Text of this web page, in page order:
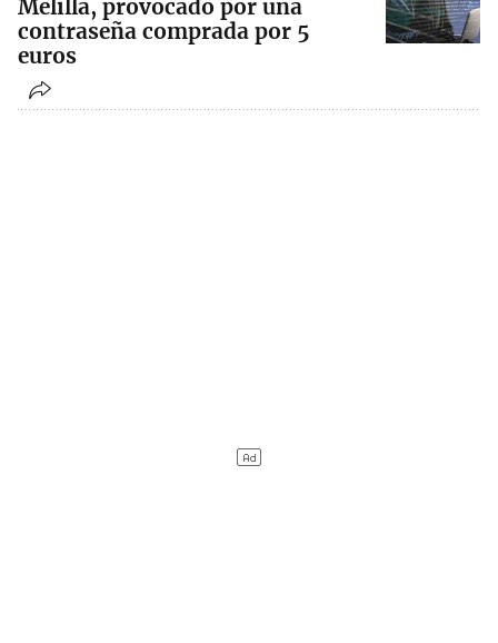
Melilla, provocado por una
contraseña comprada por 5
euros